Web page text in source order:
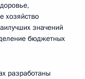
хозяйство
значений
бюджетных
разработаны